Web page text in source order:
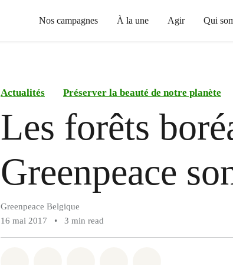
Nos campagnes À la une Agir Qui
Actualités Préserver la beauté de notre planète
Les forêts
Greenpeace
Greenpeace Belgique
16 mai 2017
• 3 min read